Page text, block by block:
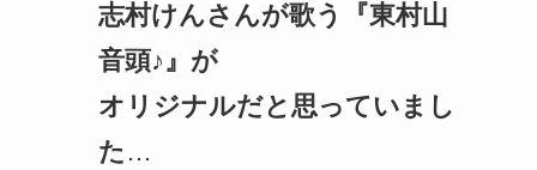
志村けんさんが歌う『東村山
音頭♪』が
オリジナルだと思っていまし
た …